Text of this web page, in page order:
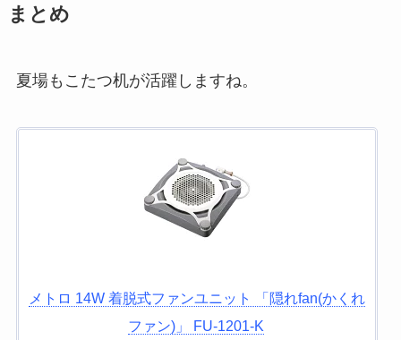
まとめ
夏場もこたつ机が活躍しますね。
メトロ 14W 着脱式ファンユニット 「隠れfan(かくれ
ファン)」 FU-1201-K